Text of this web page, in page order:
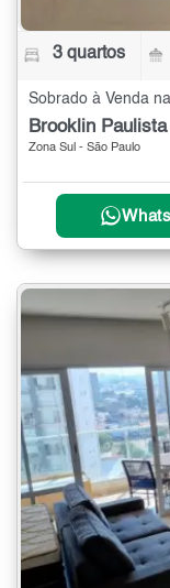
3 quartos
Sobrado à Venda
Brooklin Paulista
Zona Sul - São Paulo